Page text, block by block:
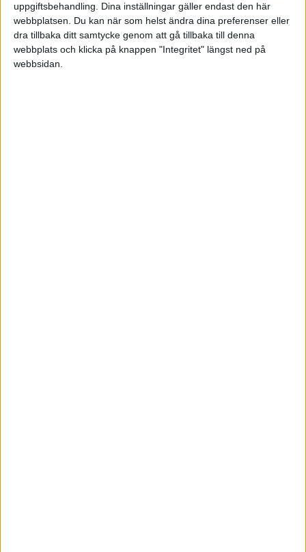
uppgiftsbehandling. Dina inställningar gäller endast den här
webbplatsen. Du kan när som helst ändra dina preferenser eller
dra tillbaka ditt samtycke genom att gå tillbaka till denna
webbplats och klicka på knappen "Integritet" längst ned på
webbsidan.
Meh. Det här visar ju bara hur mycket inflation det är i smajlys. Jag
skrattade verkligen för mig själv när jag skrev det där och tänkte
”Jacke ” verkar vara en trevlig prick - honom hade jag velat dela en
vinare med.